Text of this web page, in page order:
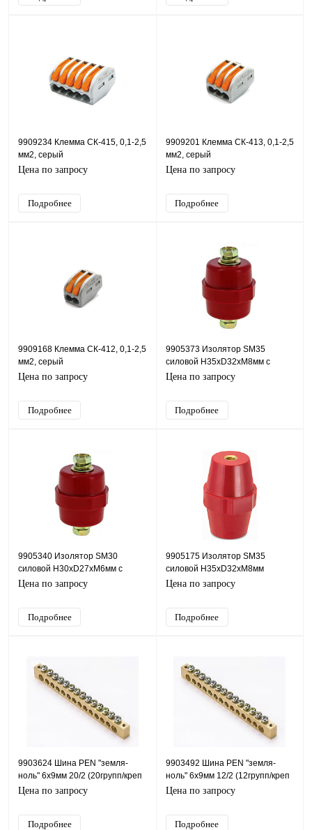
9909234 Клемма СК-415, 0,1-2,5
мм2, серый
Цена по запросу
Подробнее
9909201 Клемма СК-413, 0,1-2,5
мм2, серый
Цена по запросу
Подробнее
9909168 Клемма СК-412, 0,1-2,5
мм2, серый
Цена по запросу
Подробнее
9905373 Изолятор SM35
силовой H35xD32xM8мм с
болтом
Цена по запросу
Подробнее
9905340 Изолятор SM30
силовой Н30хD27хМ6мм с
болтом
Цена по запросу
Подробнее
9905175 Изолятор SM35
силовой H35xD32xM8мм
Цена по запросу
Подробнее
9903624 Шина PEN "земля-
ноль" 6х9мм 20/2 (20групп/креп
по краям)
Цена по запросу
Подробнее
9903492 Шина PEN "земля-
ноль" 6х9мм 12/2 (12групп/креп
по краям)
Цена по запросу
Подробнее